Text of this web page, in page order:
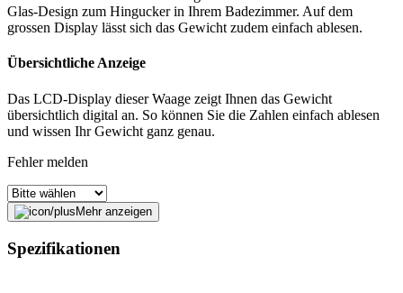
Glas-Design zum Hingucker in Ihrem Badezimmer. Auf dem
grossen Display lässt sich das Gewicht zudem einfach ablesen.
Übersichtliche Anzeige
Das LCD-Display dieser Waage zeigt Ihnen das Gewicht
übersichtlich digital an. So können Sie die Zahlen einfach ablesen
und wissen Ihr Gewicht ganz genau.
Fehler melden
Beschreibung
Mehr anzeigen
Spezifikationen